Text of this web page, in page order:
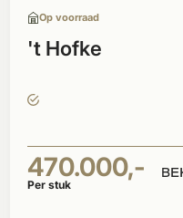
Op voorraad
't Hofke
470.000,-
Per stuk